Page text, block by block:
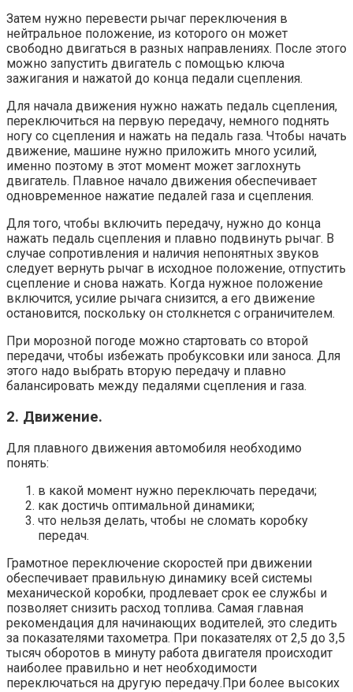
Затем нужно перевести рычаг переключения в
нейтральное положение, из которого он может
свободно двигаться в разных направлениях. После этого
можно запустить двигатель с помощью ключа
зажигания и нажатой до конца педали сцепления.
Для начала движения нужно нажать педаль сцепления,
переключиться на первую передачу, немного поднять
ногу со сцепления и нажать на педаль газа. Чтобы начать
движение, машине нужно приложить много усилий,
именно поэтому в этот момент может заглохнуть
двигатель. Плавное начало движения обеспечивает
одновременное нажатие педалей газа и сцепления.
Для того, чтобы включить передачу, нужно до конца
нажать педаль сцепления и плавно подвинуть рычаг. В
случае сопротивления и наличия непонятных звуков
следует вернуть рычаг в исходное положение, отпустить
сцепление и снова нажать. Когда нужное положение
включится, усилие рычага снизится, а его движение
остановится, поскольку он столкнется с ограничителем.
При морозной погоде можно стартовать со второй
передачи, чтобы избежать пробуксовки или заноса. Для
этого надо выбрать вторую передачу и плавно
балансировать между педалями сцепления и газа.
2. Движение.
Для плавного движения автомобиля необходимо
понять:
в какой момент нужно переключать передачи;
как достичь оптимальной динамики;
что нельзя делать, чтобы не сломать коробку
передач.
Грамотное переключение скоростей при движении
обеспечивает правильную динамику всей системы
механической коробки, продлевает срок ее службы и
позволяет снизить расход топлива. Самая главная
рекомендация для начинающих водителей, это следить
за показателями тахометра. При показателях от 2,5 до 3,5
тысяч оборотов в минуту работа двигателя происходит
наиболее правильно и нет необходимости
переключаться на другую передачу.При более высоких